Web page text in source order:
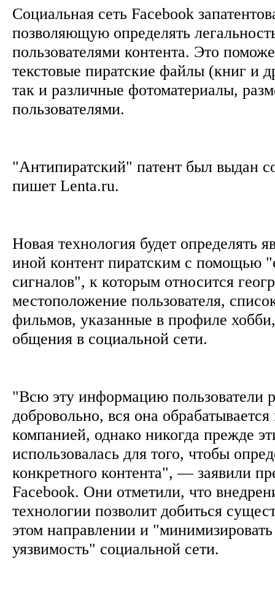
Социальная сеть Facebook
позволяющую определять
пользователями контента. Это
текстовые пиратские файлы (книг и
так и различные фотоматериалы,
пользователями.
"Антипиратский" патент был выдан
пишет Lenta.ru.
Новая технология будет определять
иной контент пиратским с помощью
сигналов", к которым относится
местоположение пользователя,
фильмов, указанные в профиле
общения в социальной сети.
"Всю эту информацию пользователи
добровольно, вся она
компанией, однако никогда прежде
использовалась для того, чтобы
конкретного контента", — заявили
Facebook. Они отметили, что
технологии позволит добиться
этом направлении и
уязвимость" социальной сети.